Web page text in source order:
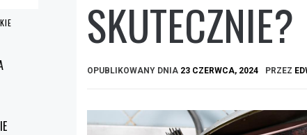
SKUTECZNIE?
OPUBLIKOWANY DNIA 23 CZERWCA, 2024 PRZEZ